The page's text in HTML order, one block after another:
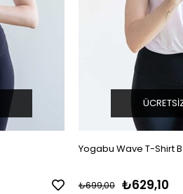
Yogabu Wave T-Shirt
₺629,10
₺699,00